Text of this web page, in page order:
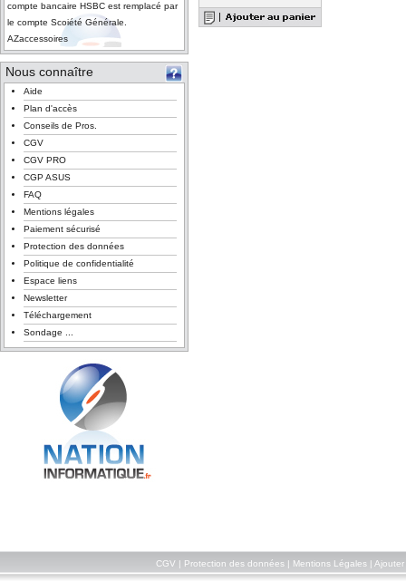
compte bancaire HSBC est remplacé par
le compte Scoiété Générale.
AZaccessoires
Nous connaître
Aide
Plan d'accès
Conseils de Pros.
CGV
CGV PRO
CGP ASUS
FAQ
Mentions légales
Paiement sécurisé
Protection des données
Politique de confidentialité
Espace liens
Newsletter
Téléchargement
Sondage ...
CGV Protection des données| Mentions Légales| Ajouter